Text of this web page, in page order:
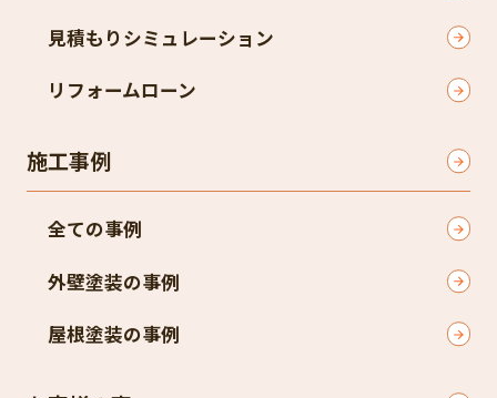
見積もりシミュレーション
リフォームローン
施工事例
全ての事例
外壁塗装の事例
屋根塗装の事例